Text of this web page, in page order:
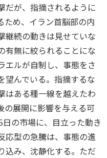
だが、指摘されるように
ため、イラン首脳部の内
継続の動きは見せていな
有無に絞られることにな
エルが自制し、事態をさ
望んでいる。指摘するな
はある種一線を越えたわ
の展開に影響を与える可
の市場に、目立った動き
応型の急騰は、事態の進
込み、沈静化する。ただ